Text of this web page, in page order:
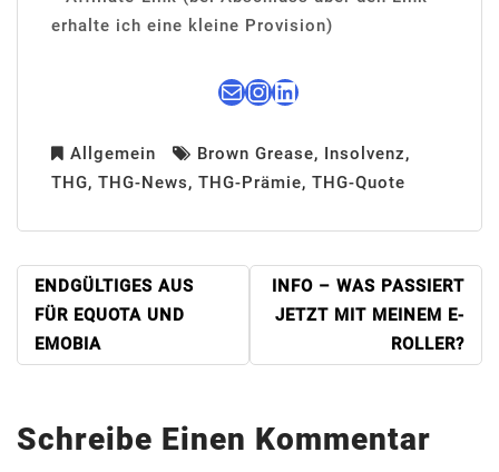
erhalte ich eine kleine Provision)
E-MailInstagram
LinkedIn
Allgemein Brown Grease, Insolvenz,
THG, THG-News, THG-Prämie, THG-Quote
BEITRAGSNAVIGATION
ENDGÜLTIGES AUS
FÜR EQUOTA UND
EMOBIA
INFO – WAS PASSIERT
JETZT MIT MEINEM E-
ROLLER?
Schreibe Einen Kommentar